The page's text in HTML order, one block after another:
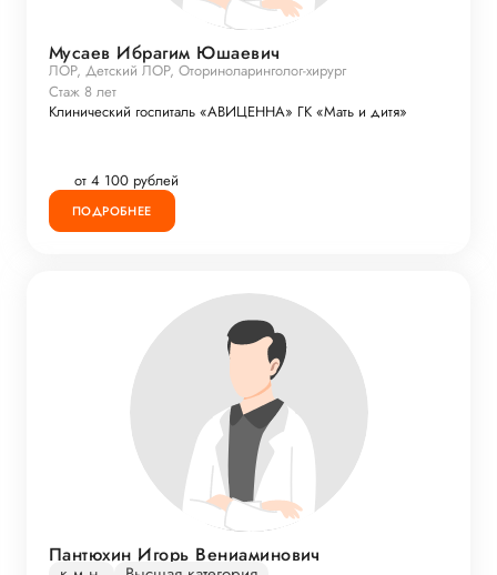
Мусаев Ибрагим Юшаевич
ЛОР, Детский ЛОР, Оториноларинголог-хирург
Стаж 8 лет
Клинический госпиталь «АВИЦЕННА» ГК «Мать и дитя»
от 4 100 рублей
ПОДРОБНЕЕ
Пантюхин Игорь Вениаминович